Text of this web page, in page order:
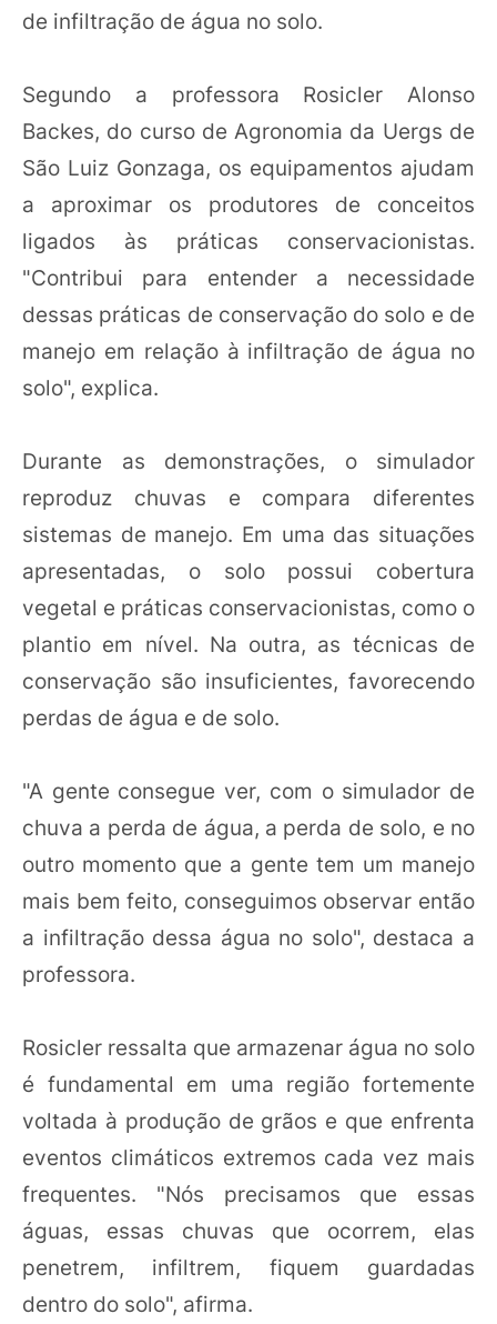
de infiltração de água no solo.
Segundo a professora Rosicler Alonso
Backes, do curso de Agronomia da Uergs de
São Luiz Gonzaga, os equipamentos ajudam
a aproximar os produtores de conceitos
ligados às práticas conservacionistas.
"Contribui para entender a necessidade
dessas práticas de conservação do solo e de
manejo em relação à infiltração de água no
solo", explica.
Durante as demonstrações, o simulador
reproduz chuvas e compara diferentes
sistemas de manejo. Em uma das situações
apresentadas, o solo possui cobertura
vegetal e práticas conservacionistas, como o
plantio em nível. Na outra, as técnicas de
conservação são insuficientes, favorecendo
perdas de água e de solo.
"A gente consegue ver, com o simulador de
chuva a perda de água, a perda de solo, e no
outro momento que a gente tem um manejo
mais bem feito, conseguimos observar então
a infiltração dessa água no solo", destaca a
professora.
Rosicler ressalta que armazenar água no solo
é fundamental em uma região fortemente
voltada à produção de grãos e que enfrenta
eventos climáticos extremos cada vez mais
frequentes. "Nós precisamos que essas
águas, essas chuvas que ocorrem, elas
penetrem, infiltrem, fiquem guardadas
dentro do solo", afirma.